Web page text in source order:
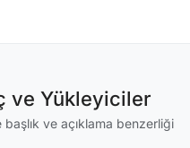
ve Yükleyiciler
ve açıklama benzerliği